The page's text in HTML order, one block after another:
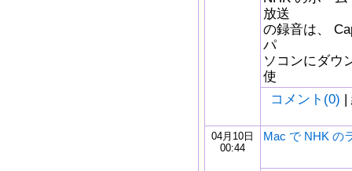
放送
の録音は、
パ
ソコンにダウ
使
コメント(0) |
04月10日
00:44
Mac で NHK の